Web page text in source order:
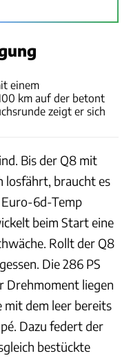
einem
km auf der betont
zeigt er sich
Bis der Q8 mit
losfährt, braucht es
Euro-6d-Temp
beim Start eine
Rollt der Q8
Die 286 PS
liegen
mit dem leer bereits
Dazu federt der
bestückte